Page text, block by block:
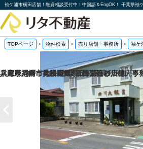
TOPページ > 物件検索 > 売り店舗・事務所 > 袖ケ
兵庫県神戸市垂水区旭が丘3丁目の一棟売り
兵庫県尼崎市神田南通3丁目の売り店舗・事
兵庫県尼崎市七松町1丁目の1棟売りビル
京都府八幡市八幡長田の1棟売りビル